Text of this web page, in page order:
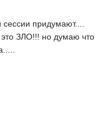
придумают....
ЗЛО!!! но думаю